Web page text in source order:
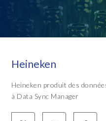
Heineken
Heineken produit des
à Data Sync Manager